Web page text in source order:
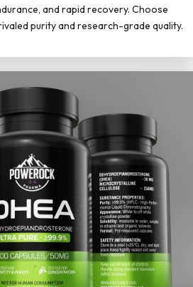
and rapid recovery. Choose
purity and research-grade quality.